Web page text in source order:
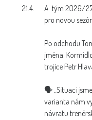
21.4. A-tým 2026/
pro novou
Po odchodu
jména.
trojice Petr
🗣 „Situaci
varianta nám
návratu